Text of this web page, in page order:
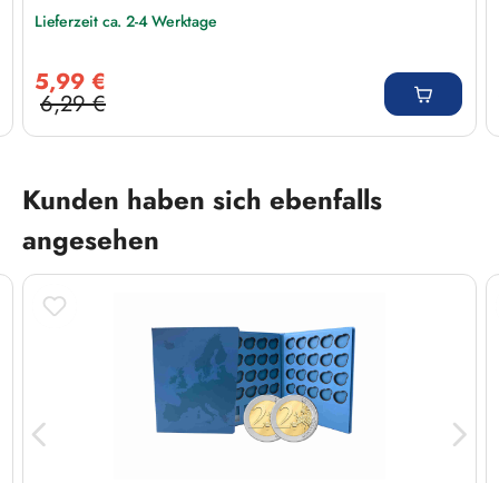
Lieferzeit ca. 2-4 Werktage
5,99 €
Regulärer Preis:
6,29 €
Produktgalerie überspringen
Kunden haben sich ebenfalls
angesehen